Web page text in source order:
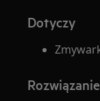
Dotyczy
Rozwiązanie